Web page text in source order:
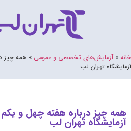
خانه » آزمایش‌های تخصصی و عمومی »
آزمایشگاه تهران لب
آزمایشگاه تهران لب